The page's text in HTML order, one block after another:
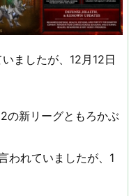
ましたが、12月12日
の新リーグともろかぶ
われていましたが、1